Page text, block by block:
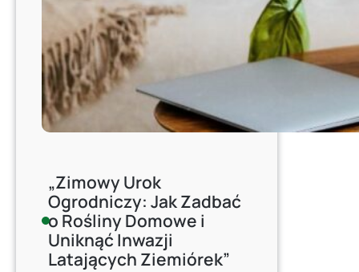
„Zimowy Urok
Ogrodniczy: Jak Zadbać
o Rośliny Domowe i
Uniknąć Inwazji
Latających Ziemiórek”